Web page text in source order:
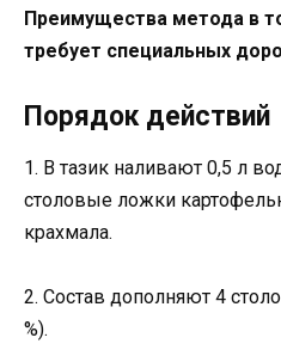
Преимущества метода в
требует специальных
Порядок действий
1. В тазик наливают 0,5 л
столовые ложки
крахмала.
2. Состав дополняют 4
%).